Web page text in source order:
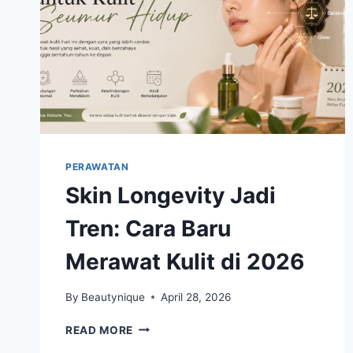
PERAWATAN
Skin Longevity Jadi
Tren: Cara Baru
Merawat Kulit di 2026
By Beautynique April 28, 2026
READ MORE SKIN